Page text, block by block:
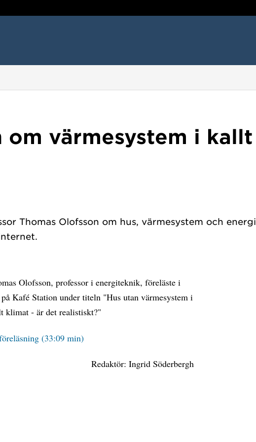
om värmesystem i kallt
Thomas Olofsson om hus, värmesystem och energi
Olofsson, professor i energiteknik, föreläste i
Kafé Station under titeln "Hus utan värmesystem i
klimat - är det realistiskt?"
(33:09 min)
Redaktör: Ingrid Söderbergh